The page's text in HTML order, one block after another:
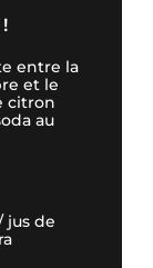
entre la
et le
citron
au
jus de